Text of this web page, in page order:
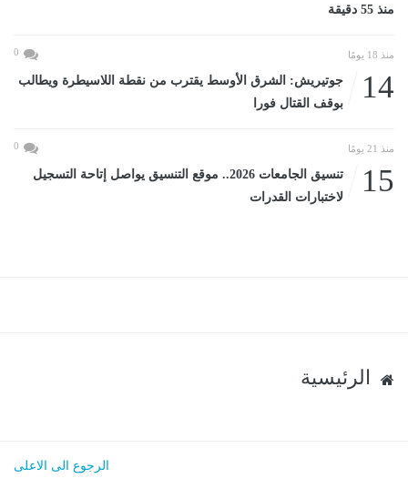
منذ 55 دقيقة
منذ 18 يومًا 0
14
جوتيريش: الشرق الأوسط يقترب من نقطة اللاسيطرة ويطالب
بوقف القتال فورا
منذ 21 يومًا 0
15
تنسيق الجامعات 2026.. موقع التنسيق يواصل إتاحة التسجيل
لاختبارات القدرات
الرئيسية
الرجوع الى الاعلى